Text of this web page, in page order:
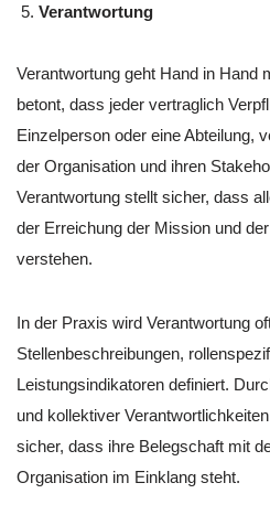
Verantwortung
Verantwortung geht Hand in Hand
betont, dass jeder vertraglich
Einzelperson oder eine Abteilung,
der Organisation und ihren
Verantwortung stellt sicher, dass
der Erreichung der Mission und
verstehen.
In der Praxis wird Verantwortung
Stellenbeschreibungen,
Leistungsindikatoren definiert.
und kollektiver
sicher, dass ihre Belegschaft mit
Organisation im Einklang steht.